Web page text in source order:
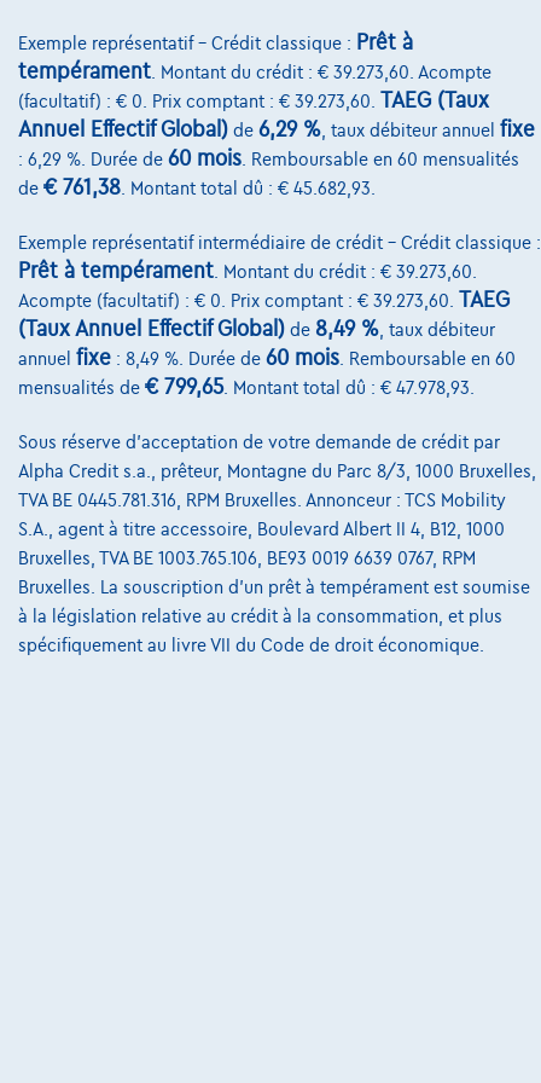
Exemple représentatif – Crédit classique : Prêt à
tempérament . Montant du crédit : € 39.273,60. Acompte
(facultatif) : € 0. Prix comptant : € 39.273,60. TAEG (Taux
Annuel Effectif Global) de 6,29 % , taux débiteur annuel fixe
: 6,29 %. Durée de 60 mois . Remboursable en 60 mensualités
de € 761,38 . Montant total dû : € 45.682,93.
Exemple représentatif intermédiaire de crédit – Crédit classique :
Prêt à tempérament . Montant du crédit : € 39.273,60.
Acompte (facultatif) : € 0. Prix comptant : € 39.273,60. TAEG
(Taux Annuel Effectif Global) de 8,49 % , taux débiteur
annuel fixe : 8,49 %. Durée de 60 mois . Remboursable en 60
mensualités de € 799,65. Montant total dû : € 47.978,93.
Sous réserve d'acceptation de votre demande de crédit par
Alpha Credit s.a., prêteur, Montagne du Parc 8/3, 1000 Bruxelles,
TVA BE 0445.781.316, RPM Bruxelles. Annonceur : TCS Mobility
S.A., agent à titre accessoire, Boulevard Albert II 4, B12, 1000
Bruxelles, TVA BE 1003.765.106, BE93 0019 6639 0767, RPM
Bruxelles. La souscription d'un prêt à tempérament est soumise
à la législation relative au crédit à la consommation, et plus
spécifiquement au livre VII du Code de droit économique.
Leasing
Sur Nous
Devenez client
Qui nous sommes
Charte de qualité
Nos dealers
Nos partenaires
Contact
@2024 TCS Mobility SA/NV Copyright
Conditions Générales